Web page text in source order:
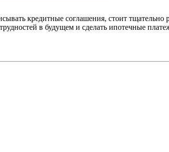
кредитные соглашения, стоит тщательно
в будущем и сделать ипотечные